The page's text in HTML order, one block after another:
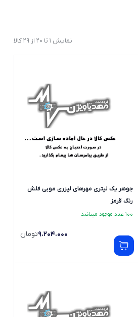
نمایش 1 تا 20 از 29 کالا
جوهر یک لیتری مهرهای لیزری موبی فلش
رنگ قرمز
100 عدد موجود میباشد
9.204.000تومان